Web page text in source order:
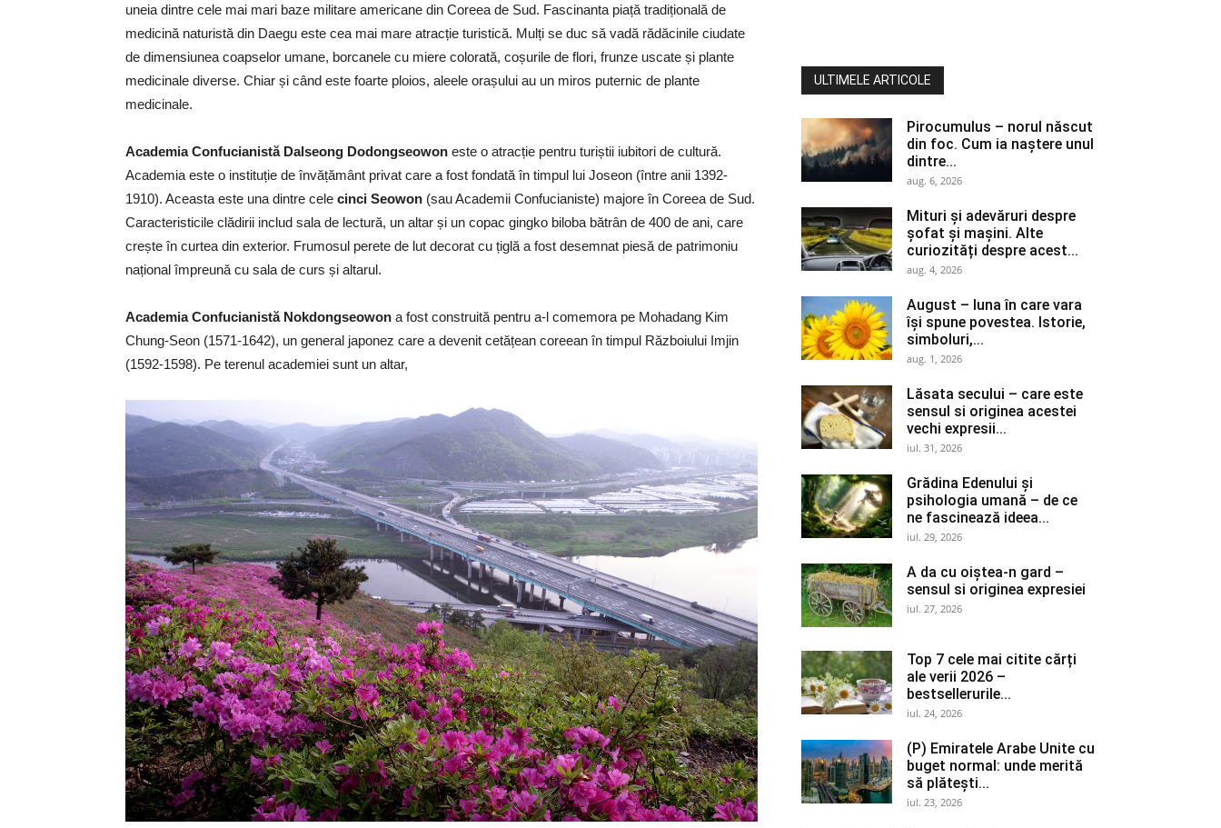
uneia dintre cele mai mari baze militare americane din Coreea de Sud. Fascinanta piață tradițională de
medicină naturistă din Daegu este cea mai mare atracție turistică. Mulți se duc să vadă rădăcinile ciudate
de dimensiunea coapselor umane, borcanele cu miere colorată, coșurile de flori, frunze uscate și plante
medicinale diverse. Chiar și când este foarte ploios, aleele orașului au un miros puternic de plante
medicinale.
Academia Confucianistă Dalseong Dodongseowon este o atracție pentru turiștii iubitori de cultură.
Academia este o instituție de învățământ privat care a fost fondată în timpul lui Joseon (între anii 1392-
1910). Aceasta este una dintre cele cinci Seowon (sau Academii Confucianiste) majore în Coreea de Sud.
Caracteristicile clădirii includ sala de lectură, un altar și un copac gingko biloba bătrân de 400 de ani, care
crește în curtea din exterior. Frumosul perete de lut decorat cu țiglă a fost desemnat piesă de patrimoniu
național împreună cu sala de curs și altarul.
Academia Confucianistă Nokdongseowon a fost construită pentru a-l comemora pe Mohadang Kim
Chung-Seon (1571-1642), un general japonez care a devenit cetățean coreean în timpul Războiului Imjin
(1592-1598). Pe terenul academiei sunt un altar,
ULTIMELE ARTICOLE
Pirocumulus – norul născut
din foc. Cum ia naștere unul
dintre...
aug. 6, 2026
Mituri și adevăruri despre
șofat și mașini. Alte
curiozități despre acest...
aug. 4, 2026
August – luna în care vara
își spune povestea. Istorie,
simboluri,...
aug. 1, 2026
Lăsata secului – care este
sensul si originea acestei
vechi expresii...
iul. 31, 2026
Grădina Edenului și
psihologia umană – de ce
ne fascinează ideea...
iul. 29, 2026
A da cu oiștea-n gard –
sensul si originea expresiei
iul. 27, 2026
Top 7 cele mai citite cărți
ale verii 2026 –
bestsellerurile...
iul. 24, 2026
(P) Emiratele Arabe Unite cu
buget normal: unde merită
să plătești...
iul. 23, 2026